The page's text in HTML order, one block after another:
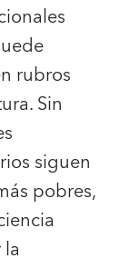
rubros
Sin
siguen
pobres,